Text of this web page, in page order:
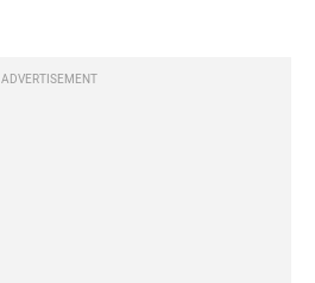
ADVERTISEMENT